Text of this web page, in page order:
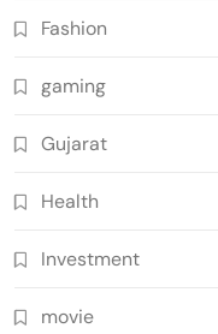
Fashion
gaming
Gujarat
Health
Investment
movie